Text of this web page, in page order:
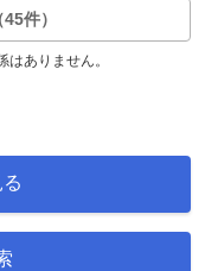
件）
ありません。